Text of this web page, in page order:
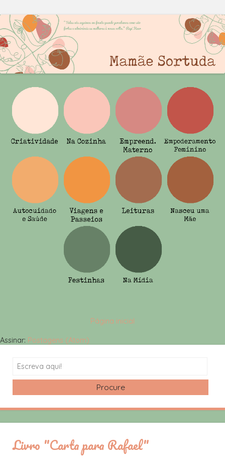
Página inicial
Assinar: Postagens (Atom)
Search
Livro "Carta para Rafael"